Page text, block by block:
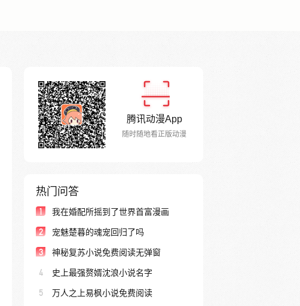
腾讯动漫App
随时随地看正版动漫
热门问答
1 我在婚配所摇到了世界首富漫画
2 宠魅楚暮的魂宠回归了吗
3 神秘复苏小说免费阅读无弹窗
4 史上最强赘婿沈浪小说名字
5 万人之上易枫小说免费阅读